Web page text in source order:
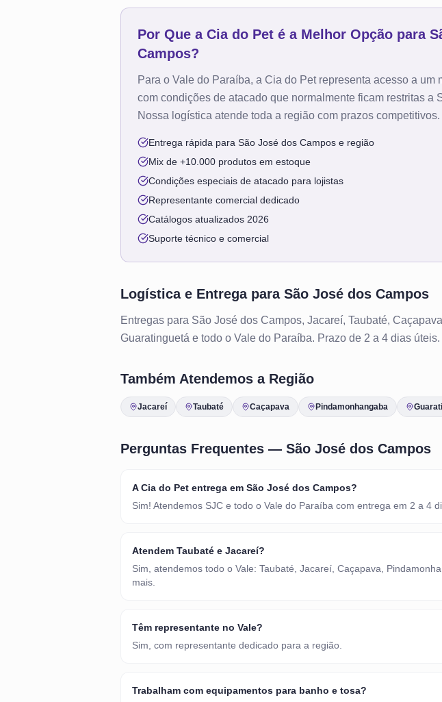
Por Que a Cia do Pet é a Melhor Opção para
Campos?
Para o Vale do Paraíba, a Cia do Pet representa acesso a um
com condições de atacado que normalmente ficam restritas a
Nossa logística atende toda a região com prazos competitivos.
Entrega rápida para São José dos Campos e região
Mix de +10.000 produtos em estoque
Condições especiais de atacado para lojistas
Representante comercial dedicado
Catálogos atualizados 2026
Suporte técnico e comercial
Logística e Entrega para São José dos Campos
Entregas para São José dos Campos, Jacareí, Taubaté,
Guaratinguetá e todo o Vale do Paraíba. Prazo de 2 a 4 dias úteis.
Também Atendemos a Região
Jacareí Taubaté Caçapava Pindamonhangaba
Perguntas Frequentes — São José dos Campos
A Cia do Pet entrega em São José dos Campos?
Sim! Atendemos SJC e todo o Vale do Paraíba com entrega em 2 a 4
Atendem Taubaté e Jacareí?
Sim, atendemos todo o Vale: Taubaté, Jacareí, Caçapava,
mais.
Têm representante no Vale?
Sim, com representante dedicado para a região.
Trabalham com equipamentos para banho e tosa?